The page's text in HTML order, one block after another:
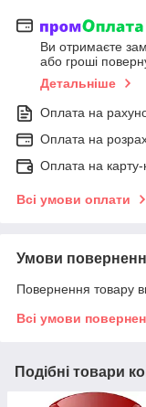
Ви отримаєте
або гроші
Детальніше
Оплата на
Оплата на
Оплата на
Всі умови оплати
Умови
Повернення товару
Всі умови
Подібні товари